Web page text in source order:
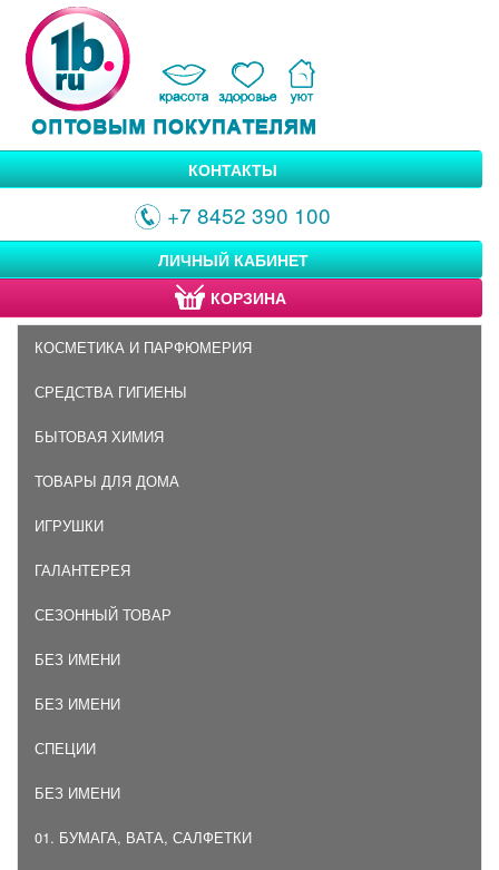
КОНТАКТЫ
+7 8452 390 100
ЛИЧНЫЙ КАБИНЕТ
КОРЗИНА
КОСМЕТИКА И ПАРФЮМЕРИЯ
СРЕДСТВА ГИГИЕНЫ
БЫТОВАЯ ХИМИЯ
ТОВАРЫ ДЛЯ ДОМА
ИГРУШКИ
ГАЛАНТЕРЕЯ
СЕЗОННЫЙ ТОВАР
БЕЗ ИМЕНИ
БЕЗ ИМЕНИ
СПЕЦИИ
БЕЗ ИМЕНИ
01. БУМАГА, ВАТА, САЛФЕТКИ